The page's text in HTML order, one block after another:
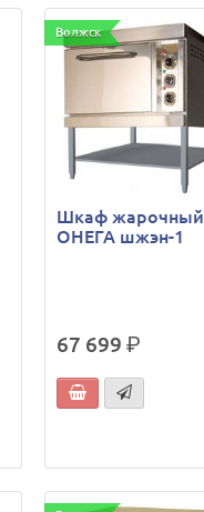
Волжск
Шкаф жарочный
ОНЕГА шжэн-1
67 699р.